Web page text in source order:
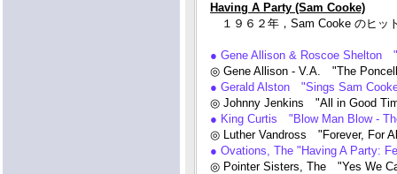
Having A Party (Sam Cooke)
１９６２年，Sam Cooke のヒッ
● Gene Allison & Roscoe Shelton
◎ Gene Allison - V.A. "The
● Gerald Alston "Sings Sam
◎ Johnny Jenkins "All in Good
● King Curtis "Blow Man Blow -
◎ Luther Vandross "Forever, For
● Ovations, The "Having A Party:
◎ Pointer Sisters, The "Yes We